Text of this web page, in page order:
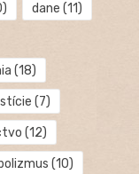
dane (11)
(18)
(7)
(12)
(10)